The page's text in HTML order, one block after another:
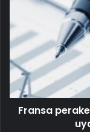
Fransa